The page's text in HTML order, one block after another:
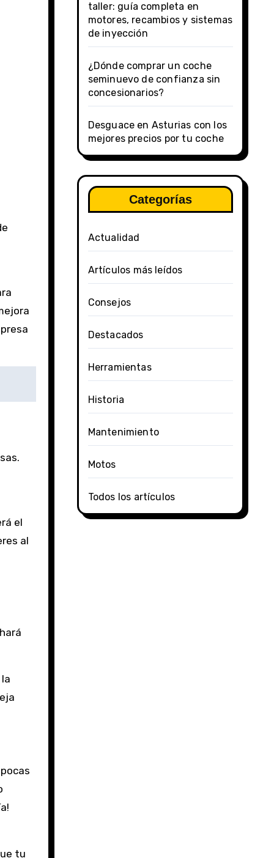
el
al
tu
taller: guía completa en
motores, recambios y sistemas
de inyección
¿Dónde comprar un coche
seminuevo de confianza sin
concesionarios?
Desguace en Asturias con los
mejores precios por tu coche
Categorías
Actualidad
Artículos más leídos
Consejos
Destacados
Herramientas
Historia
Mantenimiento
Motos
Todos los artículos